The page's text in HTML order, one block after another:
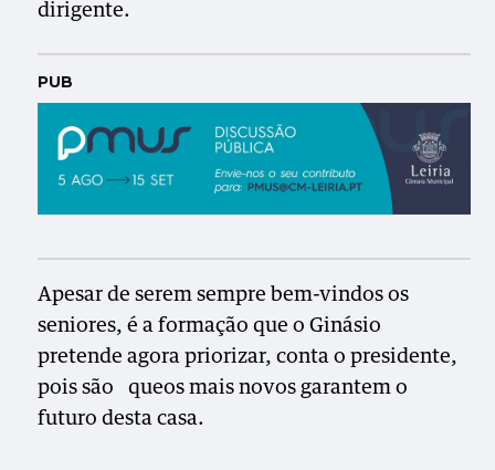
dirigente.
PUB
Apesar de serem sempre bem-vindos os
seniores, é a formação que o Ginásio
pretende agora priorizar, conta o presidente,
pois são queos mais novos garantem o
futuro desta casa.